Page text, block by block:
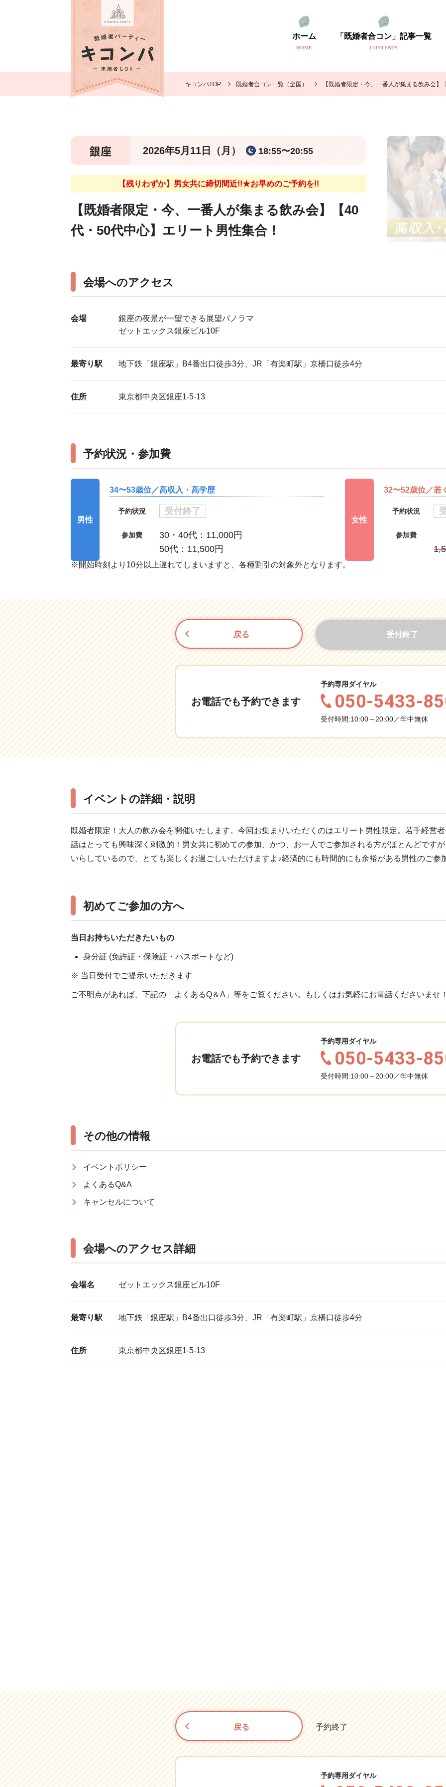
ホーム
HOME
「既婚者合コン」記事一覧
CONTENTS
キコンパTOP 既婚者合コン一覧（全国） 【既婚者限定・今、一番人が集まる飲み会
銀座 2026年5月11日（月） 18:55〜20:55
【残りわずか】男女共に締切間近!!★お早めのご予約を!!
【既婚者限定・今、一番人が集まる飲み会】【40
代・50代中心】エリート男性集合！
会場へのアクセス
会場
銀座の夜景が一望できる展望パノラマ
ゼットエックス銀座ビル10F
最寄り駅 地下鉄「銀座駅」B4番出口徒歩3分、JR「有楽町駅」京橋口徒歩4分
住所 東京都中央区銀座1-5-13
予約状況・参加費
男性
34〜53歳位／高収入・高学歴
予約状況 受付終了
参加費
30・40代：11,000円
50代：11,500円
女性
32〜52歳位／若
予約状況
参加費
※開始時刻より10分以上遅れてしまいますと、各種割引の対象外となります。
戻る 受付終了
お電話でも予約できます
予約専用ダイヤル
050-5433-
受付時間:10:00～20:00／年中無休
イベントの詳細・説明
既婚者限定！大人の飲み会を開催いたします。今回お集まりいただくのはエリート男性限定。若手経営
話はとっても興味深く刺激的！男女共に初めての参加、かつ、お一人でご参加される方がほとんどです
いらしているので、とても楽しくお過ごしいただけますよ♪経済的にも時間的にも余裕がある男性のご参
初めてご参加の方へ
当日お持ちいただきたいもの
身分証 (免許証・保険証・パスポートなど)
※ 当日受付でご提示いただきます
ご不明点があれば、下記の「よくあるQ＆A」等をご覧ください。もしくはお気軽にお電話くださいませ
お電話でも予約できます
予約専用ダイヤル
050-5433-
受付時間:10:00～20:00／年中無休
その他の情報
イベントポリシー
よくあるQ&A
キャンセルについて
会場へのアクセス詳細
会場名 ゼットエックス銀座ビル10F
最寄り駅 地下鉄「銀座駅」B4番出口徒歩3分、JR「有楽町駅」京橋口徒歩4分
住所 東京都中央区銀座1-5-13
戻る 予約終了
予約専用ダイヤル